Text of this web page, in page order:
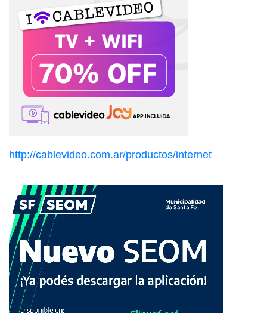
http://cablevideo.com.ar/productos/internet